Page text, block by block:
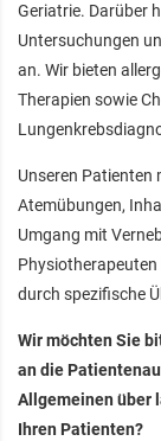
Geriatrie. Darüber
Untersuchungen
an. Wir bieten
Therapien sowie
Unseren Patienten
Atemübungen,
Umgang mit
durch spezifische
Wir möchten Sie
an die
Allgemeinen über
Ihren Patienten?